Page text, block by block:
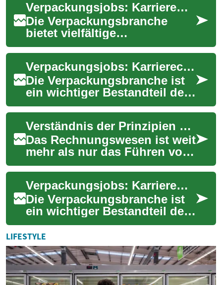
Verpackungsjobs: Karrieremöglichkeiten und Perspektiven in der Logistikbranche
Die Verpackungsbranche
bietet vielfältige
Beschäftigungsmöglichkeiten
für Menschen mit
unterschiedlichen
Qualifikatio...
Verpackungsjobs: Karrierechancen in der Logistikbranche
Die Verpackungsbranche ist
ein wichtiger Bestandteil der
modernen Logistik und bietet
vielfältige
Beschäftigungsmögli...
Verständnis der Prinzipien des modernen Rechnungswesens
Das Rechnungswesen ist weit
mehr als nur das Führen von
Büchern; es ist eine kritische
Säule jeder Organisation, die
...
Verpackungsjobs: Karrieremöglichkeiten in der Logistikbranche
Die Verpackungsbranche ist
ein wichtiger Bestandteil der
modernen Logistik und bietet
vielfältige
Beschäftigungsmögli...
LIFESTYLE